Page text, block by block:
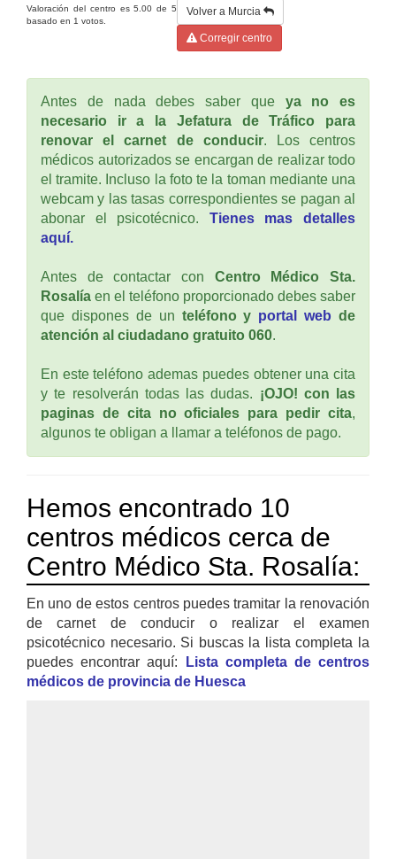
Valoración del centro es5.00 de5
basado en 1 votos.
Volver a Murcia
Corregir centro
Antes de nada debes saber que ya no es
necesario ir a la Jefatura de Tráfico para
renovar el carnet de conducir. Los centros
médicos autorizados se encargan de realizar todo
el tramite. Incluso la foto te la toman mediante una
webcam y las tasas correspondientes se pagan al
abonar el psicotécnico. Tienes mas detalles
aquí.
Antes de contactar con Centro Médico Sta.
Rosalía en el teléfono proporcionado debes saber
que dispones de un teléfono y portal web de
atención al ciudadano gratuito 060.
En este teléfono ademas puedes obtener una cita
y te resolverán todas las dudas. ¡OJO! con las
paginas de cita no oficiales para pedir cita,
algunos te obligan a llamar a teléfonos de pago.
Hemos encontrado 10
centros médicos cerca de
Centro Médico Sta. Rosalía:
En uno de estos centros puedes tramitar la renovación
de carnet de conducir o realizar el examen
psicotécnico necesario. Si buscas la lista completa la
puedes encontrar aquí:
Lista completa de centros
médicos de provincia de Huesca